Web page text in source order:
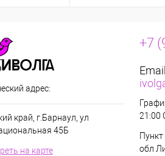
адрес:
край, г.Барнаул, ул
45Б
на карте
+7
21:00
обл